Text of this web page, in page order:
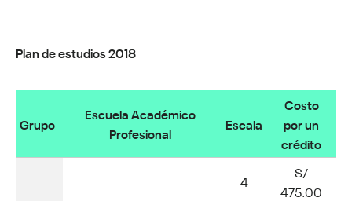
Plan de estudios 2018
Grupo
Escuela Académico
Profesional
Escala
Costo
por un
crédito
4
S/
475.00